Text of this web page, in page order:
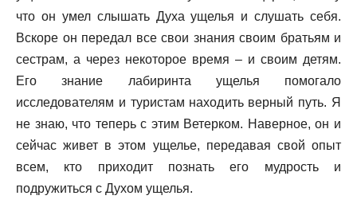
что он умел слышать Духа ущелья и слушать себя.
Вскоре он передал все свои знания своим братьям и
сестрам, а через некоторое время – и своим детям.
Его знание лабиринта ущелья помогало
исследователям и туристам находить верный путь. Я
не знаю, что теперь с этим Ветерком. Наверное, он и
сейчас живет в этом ущелье, передавая свой опыт
всем, кто приходит познать его мудрость и
подружиться с Духом ущелья.